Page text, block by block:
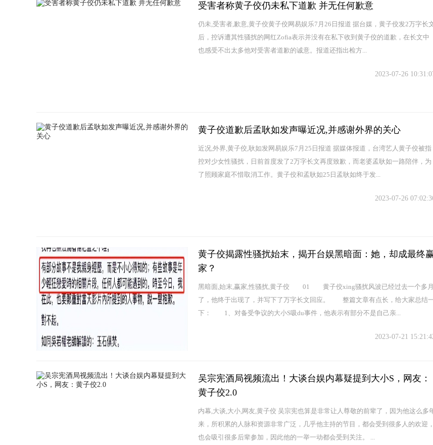
受害者称黄子佼仍未私下道歉 并无任何歉意
仍未,受害者,歉意,黄子佼黄子佼网易娱乐7月26日报道 据台媒，黄子佼发2万字长
后，控诉遭其性骚扰的网红Zofia表示并没有在私下收到黄子佼的道歉，在长文中
也感受不出太多他对受害者道歉的诚意。报道还指出检方...
2023-07-26
黄子佼道歉后孟耿如发声曝近况,并感谢外界的关心
近况,外界,黄子佼,耿如发网易娱乐7月25日报道 据媒体报道，台湾艺人黄子佼被指
控对少女性骚扰，日前首度发了2万字长文再度致歉，而老婆孟耿如一路陪伴，为
了照顾家庭不惜取消工作。黄子佼和孟耿如25日孟耿如终于发...
2023-07-26
黄子佼揭露性骚扰始末，揭开台娱黑暗面：她，却成最终
家？
黑暗面,始末,赢家,性骚扰,黄子佼 01 黄子佼xing骚扰风波已经过去一个多月
了，他终于出现了，并写下了万字长文回应。 整篇文章有点长，给大家总结
下： 1、对备受争议的大小S吸du事件，他表示有部分不是自己亲...
2023-07-21
吴宗宪酒局视频流出！大谈台娱内幕疑提到大小S，网友：
黄子佼2.0
内幕,大谈,大小,网友,黄子佼 吴宗宪也算是非常让人尊敬的前辈了，因为他这么多
来，所积累的人脉和资源非常广泛，几乎他主持的节目，都会受到很多人的欢迎，
也会吸引很多后辈参加，因此他的一举一动都会受到关注。 ...